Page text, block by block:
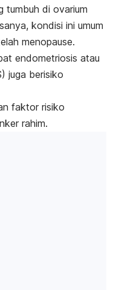
tumbuh di ovarium
kondisi ini umum
menopause.
endometriosis atau
juga berisiko
faktor risiko
rahim.